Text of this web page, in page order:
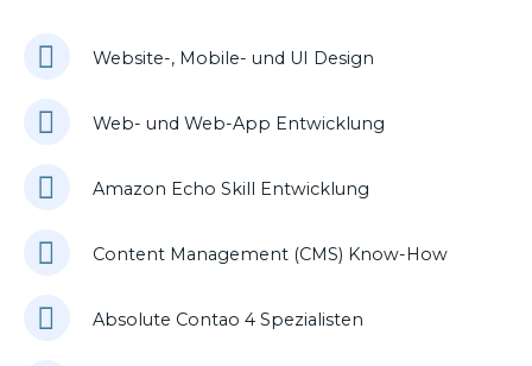
Website-, Mobile- und UI Design
Web- und Web-App Entwicklung
Amazon Echo Skill Entwicklung
Content Management (CMS) Know-How
Absolute Contao 4 Spezialisten